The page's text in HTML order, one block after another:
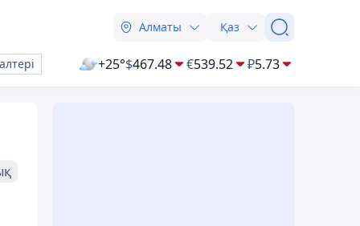
Алматы Қаз
+25°$467.48 €539.52 ₽5.73